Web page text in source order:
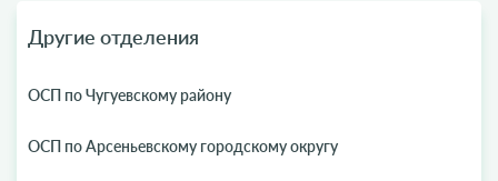
Другие отделения
ОСП по Чугуевскому району
ОСП по Арсеньевскому городскому округу